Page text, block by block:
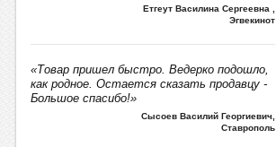
Етгеут Василина Сергеевна
Эгвекинот
«Товар пришел быстро. Ведерко подошло,
как родное. Остается сказать продавцу -
Большое спасибо!»
Сысоев Василий Георгиевич,
Ставрополь